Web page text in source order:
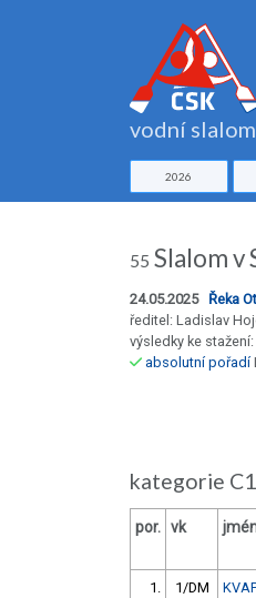
vodní
2026
55 Slalom v
24.05.2025 Řeka
ředitel: Ladislav
výsledky ke stažení:
absolutní pořadí
kategorie
por. vk
1. 1/DM